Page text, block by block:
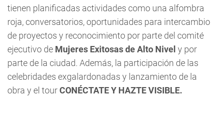
tienen planificadas actividades como una alfombra
roja, conversatorios, oportunidades para intercambio
de proyectos y reconocimiento por parte del comité
ejecutivo de Mujeres Exitosas de Alto Nivel y por
parte de la ciudad. Además, la participación de las
celebridades exgalardonadas y lanzamiento de la
obra y el tourCONÉCTATE Y HAZTE VISIBLE.